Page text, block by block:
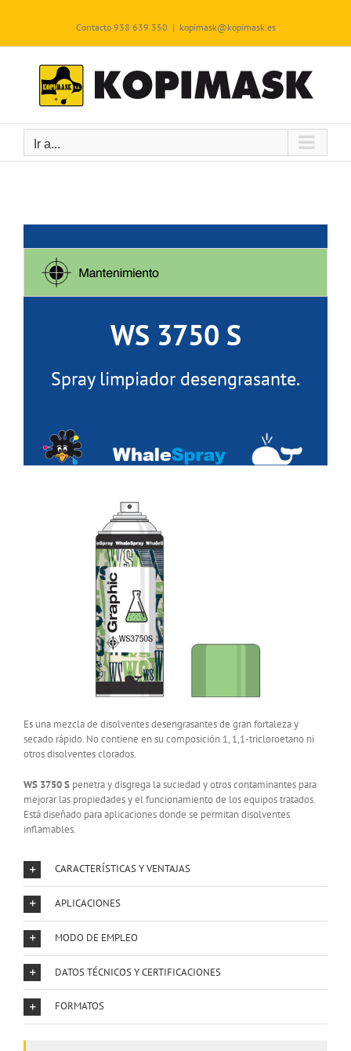
Contacto 938 639 350 | kopimask@kopimask.es
Ir a...
WS 3750 S
Spray limpiador desengrasante.
Es una mezcla de disolventes desengrasantes de gran fortaleza y
secado rápido. No contiene en su composición 1, 1,1-tricloroetano ni
otros disolventes clorados.
WS 3750 S penetra y disgrega la suciedad y otros contaminantes para
mejorar las propiedades y el funcionamiento de los equipos tratados.
Está diseñado para aplicaciones donde se permitan disolventes
inflamables.
CARACTERÍSTICAS Y VENTAJAS
APLICACIONES
MODO DE EMPLEO
DATOS TÉCNICOS Y CERTIFICACIONES
FORMATOS